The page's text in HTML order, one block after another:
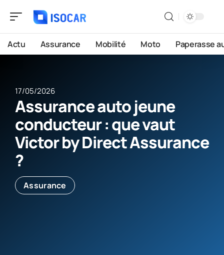
Actu Assurance Mobilité Moto Paperasse
17/05/2026
Assurance auto jeune
conducteur : que vaut
Victor by Direct Assurance
?
Assurance